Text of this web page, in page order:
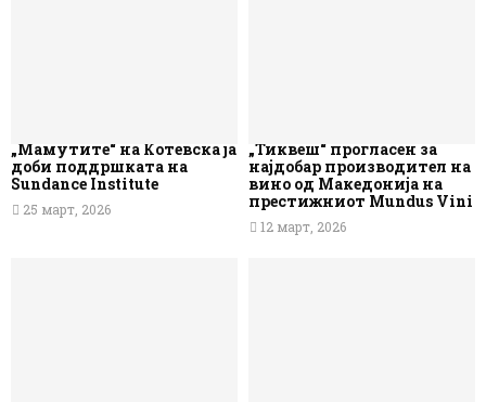
„Мамутите“ на Котевска ја
доби поддршката на
Sundance Institute
25 март, 2026
„Тиквеш“ прогласен за
најдобар производител на
вино од Македонија на
престижниот Mundus Vini
12 март, 2026